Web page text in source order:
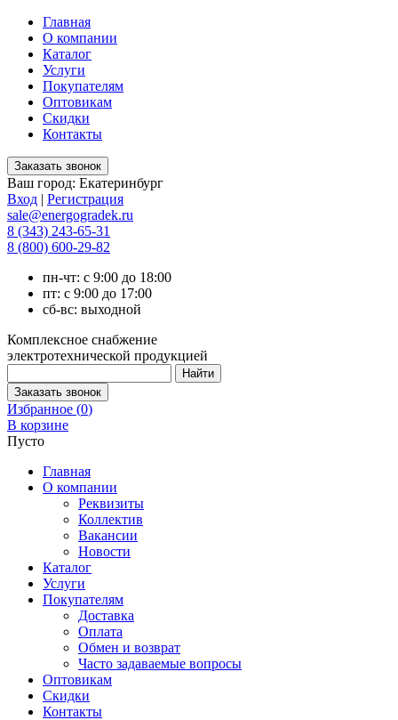
Главная
О компании
Каталог
Услуги
Покупателям
Оптовикам
Скидки
Контакты
Ваш город: Екатеринбург
Вход | Регистрация
sale@energogradek.ru
8 (343) 243-65-31
8 (800) 600-29-82
пн-чт: с 9:00 до 18:00
пт: с 9:00 до 17:00
сб-вс: выходной
Комплексное снабжение
электротехнической продукцией
Избранное (0)
В корзине
Пусто
Главная
О компании
Реквизиты
Коллектив
Вакансии
Новости
Каталог
Услуги
Покупателям
Доставка
Оплата
Обмен и возврат
Часто задаваемые вопросы
Оптовикам
Скидки
Контакты